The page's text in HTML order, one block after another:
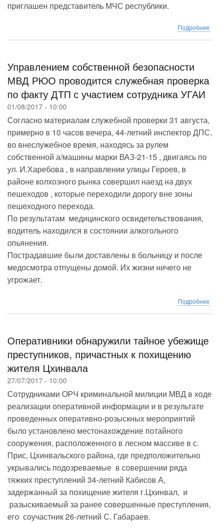
приглашен представитель МЧС республики.
Подробнее
в
Управлением собственной безопасности
МВД РЮО проводится служебная проверка
по факту ДТП с участием сотрудника УГАИ
01/08/2017 - 10:00
Согласно материалам служебной проверки 31 августа,
примерно в 10 часов вечера, 44-летний инспектор ДПС,
во внеслужебное время, находясь за рулем
собственной а/машины марки ВАЗ-21-15 , двигаясь по
ул. И.Харебова , в направлении улицы Героев, в
районе колхозного рынка совершил наезд на двух
пешеходов , которые переходили дорогу вне зоны
пешеходного перехода.
По результатам медицинского освидетельствования,
водитель находился в состоянии алкогольного
опьянения.
Пострадавшие были доставлены в больницу и после
медосмотра отпущены домой. Их жизни ничего не
угрожает.
Подробнее
Оперативники обнаружили тайное убежище
преступников, причастных к похищению
жителя Цхинвала
27/07/2017 - 10:00
Сотрудниками ОРЧ криминальной милиции МВД в ходе
реализации оперативной информации и в результате
проведенных оперативно-розыскных мероприятий
было установлено местонахождение потайного
сооружения, расположенного в лесном массиве в с.
Прис, Цхинвальского района, где предположительно
укрывались подозреваемые в совершении ряда
тяжких преступлений 34-летний Кабисов А,
задержанный за похищение жителя г.Цхинвал, и
разыскиваемый за ранее совершенные преступления,
его соучастник 26-летний С. Габараев.